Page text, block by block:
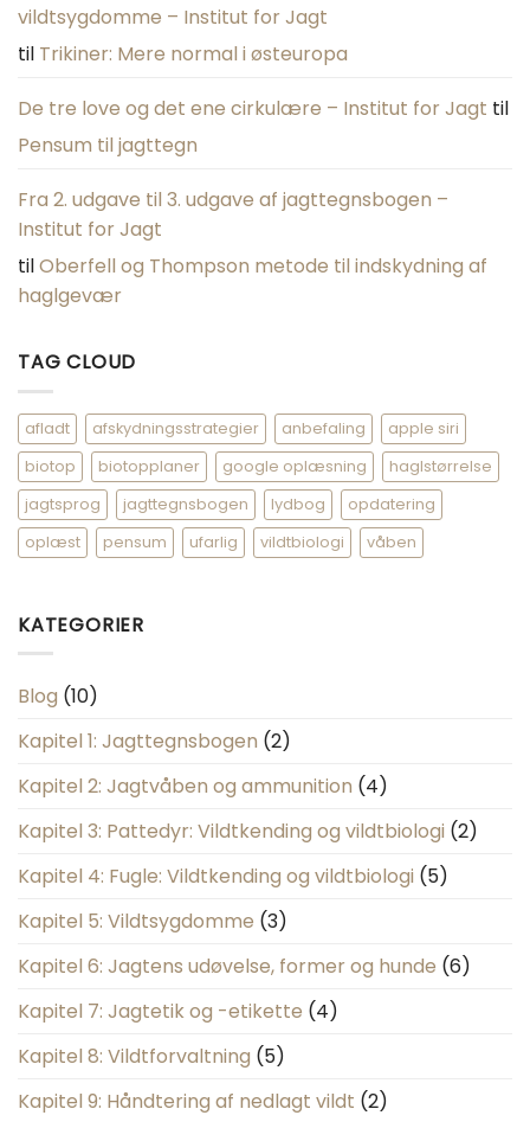
vildtsygdomme – Institut for Jagt
til Trikiner: Mere normal i østeuropa
De tre love og det ene cirkulære – Institut for Jagt til
Pensum til jagttegn
Fra 2. udgave til 3. udgave af jagttegnsbogen –
Institut for Jagt
tilOberfell og Thompson metode til indskydning af
haglgevær
TAG CLOUD
afladt afskydningsstrategier anbefaling
apple siri
biotop
biotopplaner google oplæsning
haglstørrelse
jagtsprog
jagttegnsbogen lydbog
opdatering
oplæst
pensum ufarlig vildtbiologi våben
KATEGORIER
Blog (10)
Kapitel 1: Jagttegnsbogen (2)
Kapitel 2: Jagtvåben og ammunition (4)
Kapitel 3: Pattedyr: Vildtkending og vildtbiologi (2)
Kapitel 4: Fugle: Vildtkending og vildtbiologi (5)
Kapitel 5: Vildtsygdomme (3)
Kapitel 6: Jagtens udøvelse, former og hunde (6)
Kapitel 7: Jagtetik og -etikette (4)
Kapitel 8: Vildtforvaltning (5)
Kapitel 9: Håndtering af nedlagt vildt (2)